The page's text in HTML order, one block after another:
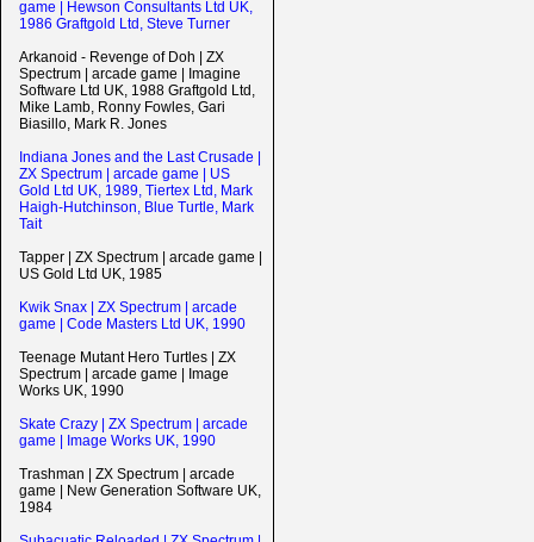
game | Hewson Consultants Ltd UK,
1986 Graftgold Ltd, Steve Turner
Arkanoid - Revenge of Doh | ZX
Spectrum | arcade game | Imagine
Software Ltd UK, 1988 Graftgold Ltd,
Mike Lamb, Ronny Fowles, Gari
Biasillo, Mark R. Jones
Indiana Jones and the Last Crusade |
ZX Spectrum | arcade game | US
Gold Ltd UK, 1989, Tiertex Ltd, Mark
Haigh-Hutchinson, Blue Turtle, Mark
Tait
Tapper | ZX Spectrum | arcade game |
US Gold Ltd UK, 1985
Kwik Snax | ZX Spectrum | arcade
game | Code Masters Ltd UK, 1990
Teenage Mutant Hero Turtles | ZX
Spectrum | arcade game | Image
Works UK, 1990
Skate Crazy | ZX Spectrum | arcade
game | Image Works UK, 1990
Trashman | ZX Spectrum | arcade
game | New Generation Software UK,
1984